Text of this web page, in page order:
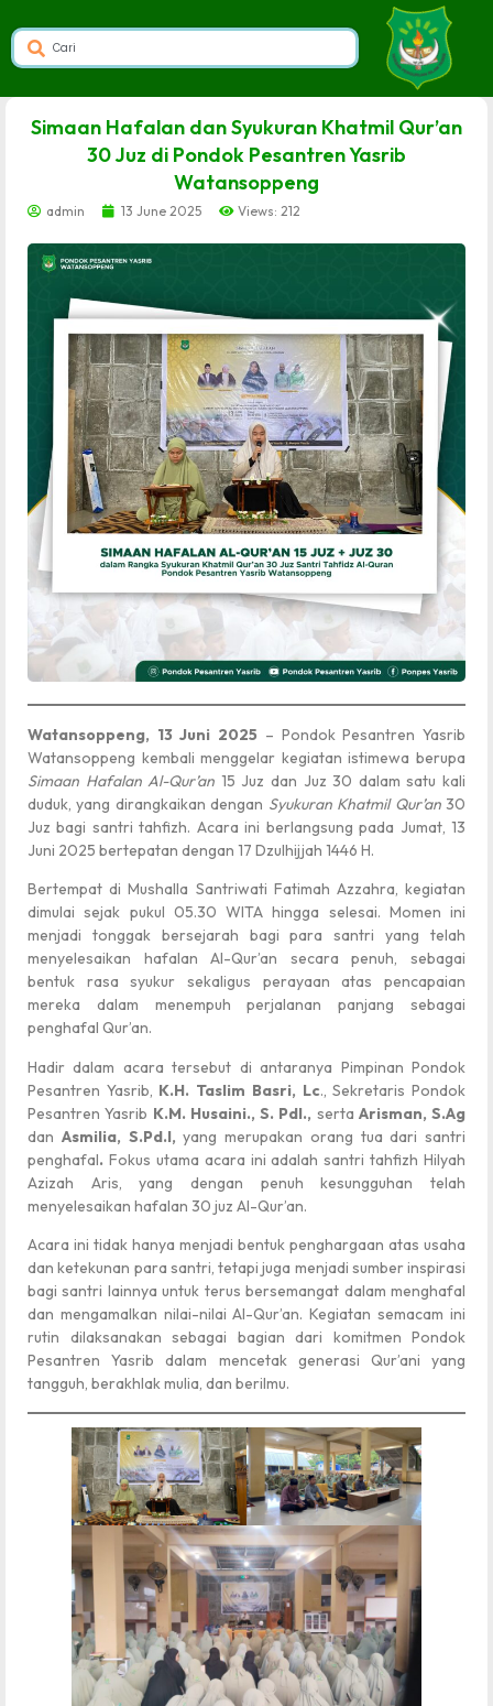
Simaan Hafalan dan Syukuran Khatmil Qur’an
30 Juz di Pondok Pesantren Yasrib
Watansoppeng
admin 13 June 2025 Views: 212
Watansoppeng, 13 Juni 2025 – Pondok Pesantren Yasrib
Watansoppeng kembali menggelar kegiatan istimewa berupa
Simaan Hafalan Al-Qur’an 15 Juz dan Juz 30 dalam satu kali
duduk, yang dirangkaikan dengan Syukuran Khatmil Qur’an30
Juz bagi santri tahfizh. Acara ini berlangsung pada Jumat, 13
Juni 2025 bertepatan dengan 17 Dzulhijjah 1446 H.
Bertempat di Mushalla Santriwati Fatimah Azzahra, kegiatan
dimulai sejak pukul 05.30 WITA hingga selesai. Momen ini
menjadi tonggak bersejarah bagi para santri yang telah
menyelesaikan hafalan Al-Qur’an secara penuh, sebagai
bentuk rasa syukur sekaligus perayaan atas pencapaian
mereka dalam menempuh perjalanan panjang sebagai
penghafal Qur’an.
Hadir dalam acara tersebut di antaranya Pimpinan Pondok
Pesantren Yasrib, K.H. Taslim Basri, Lc., Sekretaris Pondok
Pesantren Yasrib K.M. Husaini., S. PdI., serta Arisman, S.Ag
dan Asmilia, S.Pd.I,yang merupakan orang tua dari santri
penghafal. Fokus utama acara ini adalah santri tahfizh Hilyah
Azizah Aris, yang dengan penuh kesungguhan telah
menyelesaikan hafalan 30 juz Al-Qur’an.
Acara ini tidak hanya menjadi bentuk penghargaan atas usaha
dan ketekunan para santri, tetapi juga menjadi sumber inspirasi
bagi santri lainnya untuk terus bersemangat dalam menghafal
dan mengamalkan nilai-nilai Al-Qur’an. Kegiatan semacam ini
rutin dilaksanakan sebagai bagian dari komitmen Pondok
Pesantren Yasrib dalam mencetak generasi Qur’ani yang
tangguh, berakhlak mulia, dan berilmu.